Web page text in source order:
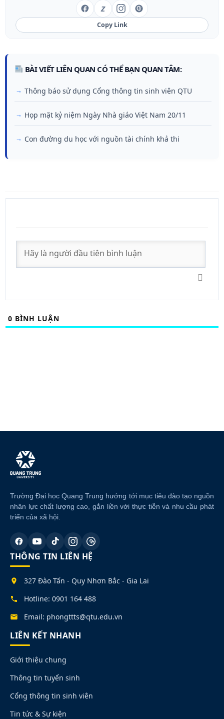
Z
Copy Link
BÀI VIẾT LIÊN QUAN CÓ THỂ BẠN QUAN TÂM:
Thông báo sử dụng Cổng thông tin sinh viên QTU
Họp mặt kỷ niệm Ngày Nhà giáo Việt Nam 20/11
Con đường du học với nguồn tài chính khả thi
0 BÌNH LUẬN
Trường Đại học Quang Trung hướng tới mục tiêu đào tạo nguồn
nhân lực chất lượng cao, gắn liền với thực tiễn và nhu cầu phát
triển của xã hội.
THÔNG TIN LIÊN HỆ
327 Đào Tấn - Quy Nhơn Bắc - Gia Lai
Hotline: 0901 164 488
Email: phongttts@qtu.edu.vn
LIÊN KẾT NHANH
Giới thiệu chung
Thông tin tuyển sinh
Cổng thông tin sinh viên
Tin tức & Sự kiện